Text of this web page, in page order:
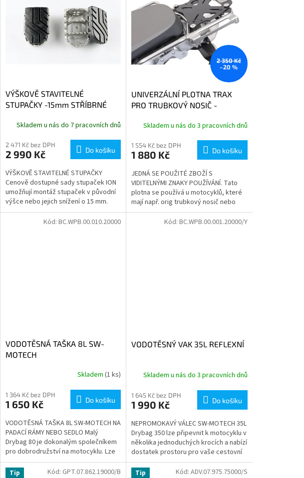
VÝŠKOVĚ STAVITELNÉ
STUPAČKY -15mm STŘÍBRNÉ
Skladem u nás do 7 pracovních dnů
2 471 Kč bez DPH
2 990 Kč Do košíku
VÝŠKOVĚ STAVITELNÉ STUPAČKY
Cenově dostupné sady stupaček ION
umožňují montáž stupaček v původní
výšce nebo jejich snížení o 15 mm.
Tyto nerezové stupačky jsou
mimořádně...
2 350 Kč
–20 %
UNIVERZÁLNÍ PLOTNA TRAX
PRO TRUBKOVÝ NOSIČ -
Skladem u nás do 3 pracovních dnů
1 554 Kč bez DPH
1 880 Kč Do košíku
JEDNÁ SE POUŽITÉ ZBOŽÍ S
VIDITELNÝMI ZNAKY POUŽÍVÁNÍ. Tato
plotna se používá u motocyklů, které
mají např. orig trubkový nosič nebo
doplňkový trubkový nosič. Plotna se...
VODOTĚSNÁ TAŠKA 8L SW-
MOTECH
Skladem(1 ks)
1 364 Kč bez DPH
1 650 Kč Do košíku
VODOTĚSNÁ TAŠKA 8L SW-MOTECH NA
PADACÍ RÁMY NEBO SEDLO Malý
Drybag 80 je dokonalým společníkem
pro dobrodružství na motocyklu. Lze
jej připevnit na padací rám, sedadlo...
Kód:BC.WPB.00.010.20000
VODOTĚSNÝ VAK 35L REFLEXNÍ
Skladem u nás do 3 pracovních dnů
1 645 Kč bez DPH
1 990 Kč Do košíku
NEPROMOKAVÝ VÁLEC SW-MOTECH 35L
Drybag 350 lze připevnit k motocyklu v
několika jednoduchých krocích a nabízí
dostatek prostoru pro vaše cestovní
nezbytnosti. Zadní vak je k...
Kód: BC.WPB.00.001.20000/Y
Tip Kód: GPT.07.862.19000/B Tip Kód: ADV.07.975.75000/S